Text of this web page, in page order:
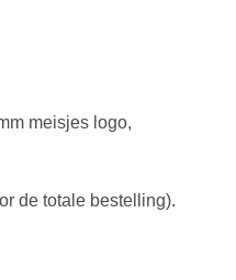
meisjes logo,
de totale bestelling).
meisjes logo aantal